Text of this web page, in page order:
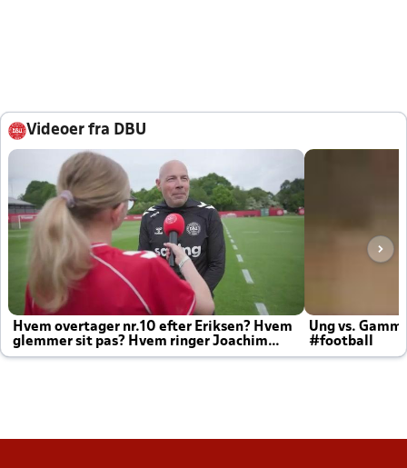
Videoer fra DBU
Hvem overtager nr.10 efter Eriksen? Hvem
glemmer sit pas? Hvem ringer Joachim
altid til efter kampe?
Ung vs.
#football